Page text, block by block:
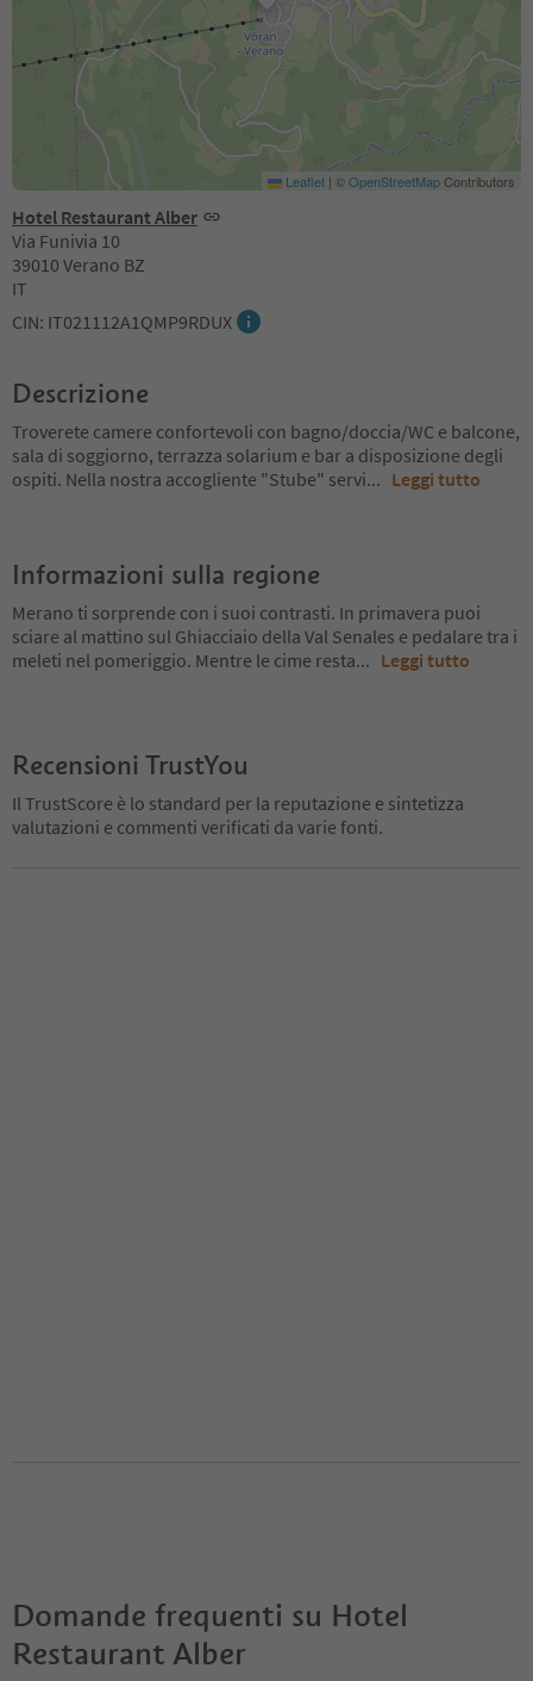
Hotel Restaurant Alber
Via Funivia 10
39010 Verano BZ
IT
CIN: IT021112A1QMP9RDUX
Leaflet | ©OpenStreetMapContributors
Descrizione
Troverete camere confortevoli con bagno/doccia/WC e balcone,
sala di soggiorno, terrazza solarium e bar a disposizione degli
ospiti. Nella nostra accogliente "Stube" servi... Leggi tutto
Informazioni sulla regione
Merano ti sorprende con i suoi contrasti. In primavera puoi
sciare al mattino sul Ghiacciaio della Val Senales e pedalare tra i
meleti nel pomeriggio. Mentre le cime resta... Leggi tutto
Recensioni TrustYou
Il TrustScore è lo standard per la reputazione e sintetizza
valutazioni e commenti verificati da varie fonti.
Domande frequenti su Hotel
Restaurant Alber